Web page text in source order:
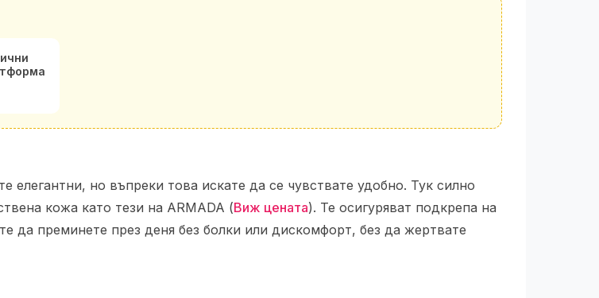
елегантни, но въпреки това искате да се чувствате удобно. Тук силно
кожа като тези на ARMADA (Виж цената). Те осигуряват подкрепа на
да преминете през деня без болки или дискомфорт, без да жертвате